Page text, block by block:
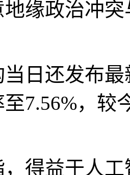
缘政治冲
还发布最
7.56%，较
益于人工